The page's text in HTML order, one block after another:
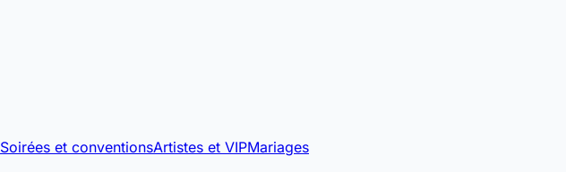
Soirées et conventionsArtistes et VIPMariages